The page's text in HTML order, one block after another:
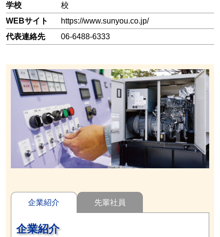
学校
校
WEBサイト
https://www.sunyou.co.jp/
代表連絡先
06-6488-6333
企業紹介 先輩社員
企業紹介